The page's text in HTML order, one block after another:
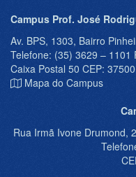
Campus Prof. José
Av. BPS, 1303, Bairro
Telefone: (35) 3629 – 1101
Caixa Postal 50 CEP:
Mapa do Campus
Rua Irmã Ivone Drumond,